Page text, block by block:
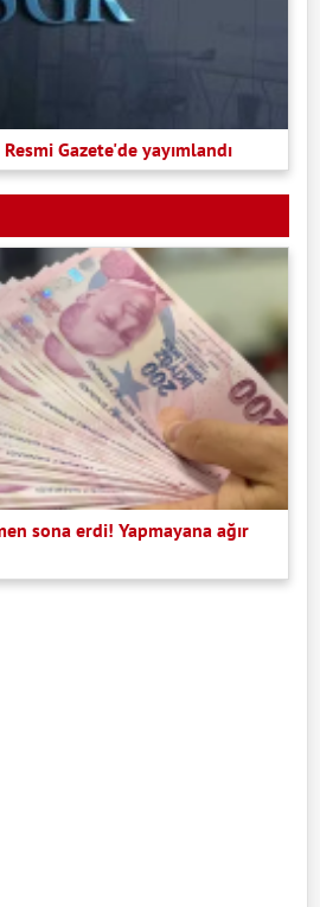
Gazete'de yayımlandı
sona erdi! Yapmayana ağır